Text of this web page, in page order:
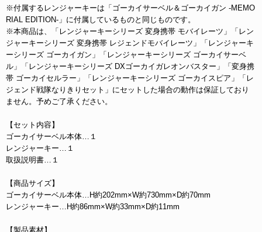
※付属するレンジャーキーは「ゴーカイサーベル＆ゴーカイガン -MEMO
RIAL EDITION-」に付属しているものと同じものです。
※本商品は、「レンジャーキーシリーズ 変身携帯 モバイレーツ」「レン
ジャーキーシリーズ 変身携帯 レジェンドモバイレーツ」「レンジャーキ
ーシリーズ ゴーカイガン」「レンジャーキーシリーズ ゴーカイサーベ
ル」「レンジャーキーシリーズ DXゴーカイガレオンバスター」「変身携
帯 ゴーカイセルラー」「レンジャーキーシリーズ ゴーカイスピア」「レ
ジェンド戦隊なりきりセット」にセットした場合の動作は保証しており
ません。予めご了承ください。
【セット内容】
ゴーカイサーベル本体…１
レンジャーキー…１
取扱説明書…１
【商品サイズ】
ゴーカイサーベル本体…H約202mm×W約730mm×D約70mm
レンジャーキー…H約86mm×W約33mm×D約11mm
【製品素材】